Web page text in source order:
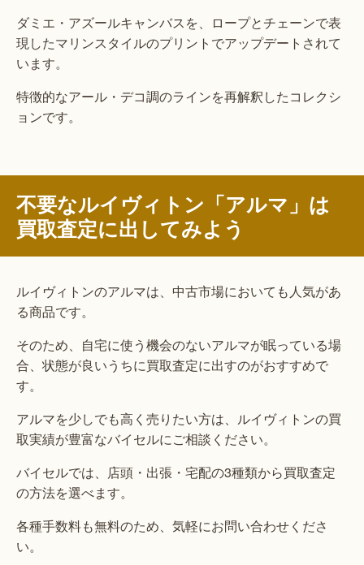
ダミエ・アズールキャンバスを、ロープとチェーンで表
現したマリンスタイルのプリントでアップデートされて
います。
特徴的なアール・デコ調のラインを再解釈したコレクシ
ョンです。
不要なルイヴィトン「アルマ」は
買取査定に出してみよう
ルイヴィトンのアルマは、中古市場においても人気があ
る商品です。
そのため、自宅に使う機会のないアルマが眠っている場
合、状態が良いうちに買取査定に出すのがおすすめで
す。
アルマを少しでも高く売りたい方は、ルイヴィトンの買
取実績が豊富なバイセルにご相談ください。
バイセルでは、店頭・出張・宅配の3種類から買取査定
の方法を選べます。
各種手数料も無料のため、気軽にお問い合わせくださ
い。